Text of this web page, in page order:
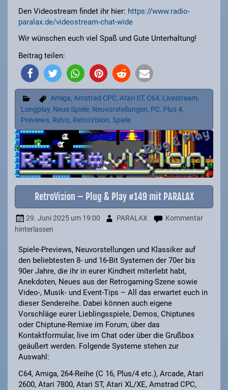
Den Videostream findet ihr hier: https://www.radio-
paralax.de/videostream-chat-wide
Wir wünschen euch viel Spaß und Gute Unterhaltung!
Beitrag teilen:
Amiga, Amstrad CPC, Atari ST, C64, Livestream,
Longplay, Neue Spiele, Neuvorstellungen, PC, Plus 4,
Previews, Retro, RetroVision,Spiele
RetroVision – Plug & Play #149 mit PARALAX
29. Juni 2025um 19:00 PARALAX
Kommentar
hinterlassen
Spiele-Previews, Neuvorstellungen und Klassiker auf
den beliebtesten 8- und 16-Bit Systemen der 70er bis
90er Jahre, die ihr in eurer Kindheit miterlebt habt,
Anekdoten, Neues aus der Retrogaming-Szene sowie
Video-, Musik- und Event-Tips – All das erwartet euch in
dieser Sendereihe. Dabei können auch eigene
Vorschläge eurer Lieblingsspiele, Demos, Chiptunes
oder Chiptune-Remixe im Forum, über das
Kontaktformular, live im Chat oder über die Grußbox
geäußert werden. Folgende Systeme stehen zur
Auswahl:
C64, Amiga, 264-Reihe (C 16, Plus/4 etc.), Arcade, Atari
2600, Atari 7800, Atari ST, Atari XL/XE, Amstrad CPC,